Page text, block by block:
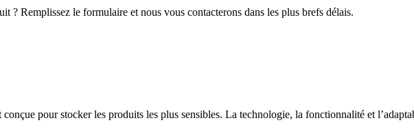
? Remplissez le formulaire et nous vous contacterons dans les plus brefs délais.
pour stocker les produits les plus sensibles. La technologie, la fonctionnalité et